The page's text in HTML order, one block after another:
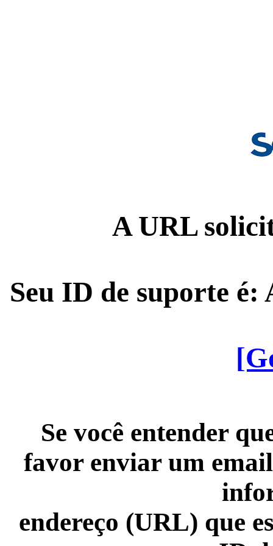
A URL
Seu ID de suporte é:
Se você entender
favor enviar um
endereço (URL) que